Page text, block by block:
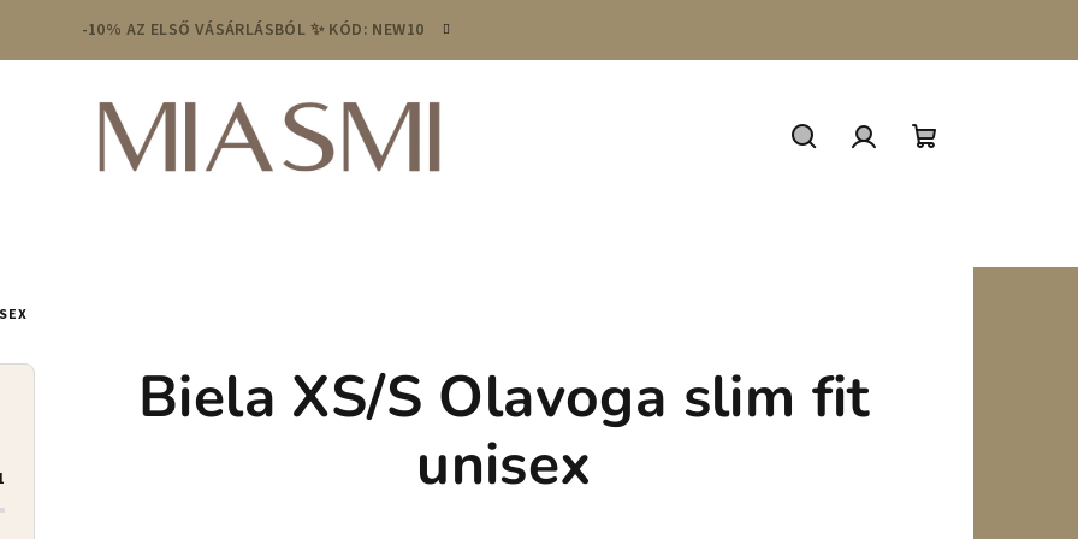
-10% AZ ELSŐ VÁSÁRLÁSBÓL ✨ KÓD: NEW10
Biela XS/S Olavoga slim fit
unisex